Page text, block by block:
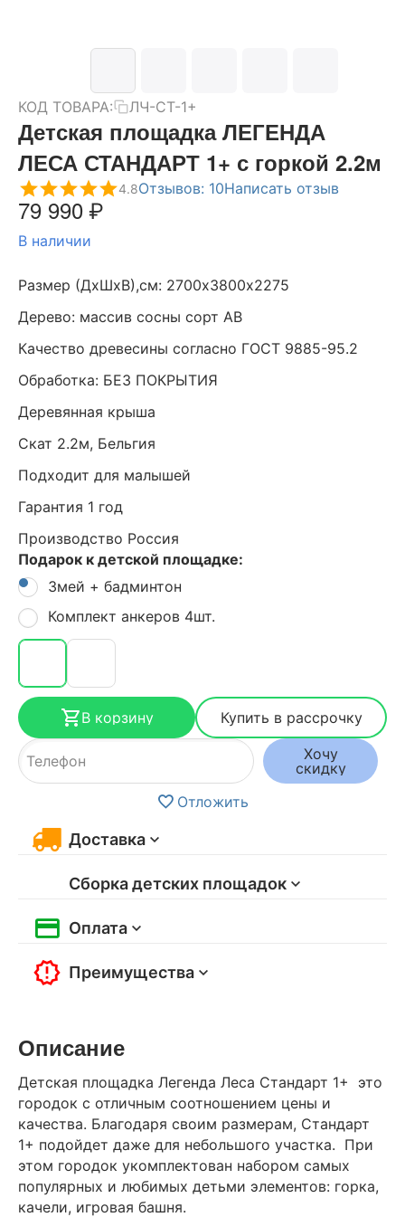
КОД ТОВАРА: ЛЧ-СТ-1+
Детская площадка ЛЕГЕНДА
ЛЕСА СТАНДАРТ 1+ с горкой 2.2м
4.8Отзывов: 10Написать отзыв
79 990₽
В наличии
Размер (ДхШхВ),см: 2700х3800х2275
Дерево: массив сосны сорт АВ
Качество древесины согласно ГОСТ 9885-95.2
Обработка: БЕЗ ПОКРЫТИЯ
Деревянная крыша
Скат 2.2м, Бельгия
Подходит для малышей
Гарантия 1 год
Производство Россия
Подарок к детской площадке:
Змей + бадминтон
Комплект анкеров 4шт.
В корзину
Купить в рассрочку
Хочу
скидку
Отложить
Доставка
Сборка детских площадок
Оплата
Преимущества
Описание
Детская площадка Легенда Леса Стандарт 1+ это
городок с отличным соотношением цены и
качества. Благодаря своим размерам, Стандарт
1+ подойдет даже для небольшого участка. При
этом городок укомплектован набором самых
популярных и любимых детьми элементов: горка,
качели, игровая башня.